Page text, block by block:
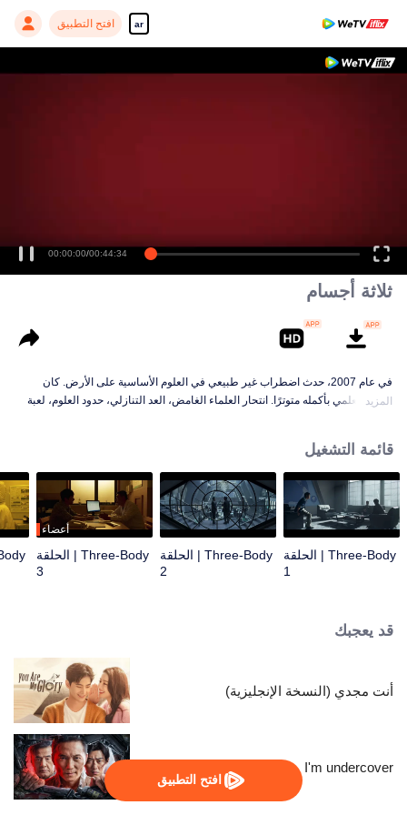
ar افتح التطبيق
افتح التطبيق
00:00:00/00:44:34
ثلاثة أجسام
في عام 2007، حدث اضطراب غير طبيعي في العلوم الأساسية على الأرض. كان
العالم العلمي بأكمله متوترًا. انتحار العلماء الغامض، العد التنازلي، حدود العلوم، لعبة
ETO ومركز العمليات، أكد وانغ مياو وشي تشيانغ تدريجيًا وجود العالم في لعبة مشكلة
الأجسام الثلاثة. كل الأشياء نشأت من الصراع اليائس من أجل البقاء بين حضارتين.
بفضل الجهود المشتركة لمركز العمليات المشترك والعلماء، استعاد وانغ مياو وشي
تشيانغ وآخرون الأمل والإيمان، مما دفع الجميع إلى مواصلة القتال ضد غزو
المزيد
قائمة التشغيل
Three-Body | الحلقة
1
Three-Body | الحلقة
2
أعضاء
Three-Body | الحلقة
3
قد يعجبك
أنت مجدي (النسخة الإنجليزية)
I'm undercover